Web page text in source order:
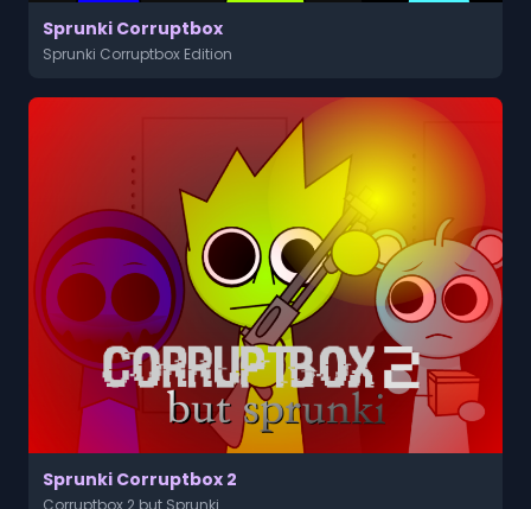
Sprunki Corruptbox
Sprunki Corruptbox Edition
Sprunki Corruptbox 2
Corruptbox 2 but Sprunki